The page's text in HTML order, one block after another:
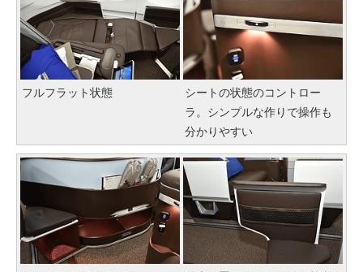
フルフラット状態
シートの状態のコントロー
ラ。シンプルな作りで操作も
分かりやすい